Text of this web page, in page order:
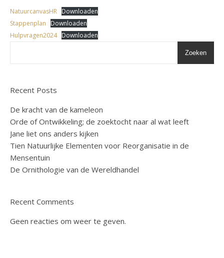
NatuurcanvasHR Downloaden
Stappenplan
Downloaden
Hulpvragen2024 Downloaden
Zoeken
Recent Posts
De kracht van de kameleon
Orde of Ontwikkeling; de zoektocht naar al wat leeft
Jane liet ons anders kijken
Tien Natuurlijke Elementen voor Reorganisatie in de
Mensentuin
De Ornithologie van de Wereldhandel
Recent Comments
Geen reacties om weer te geven.